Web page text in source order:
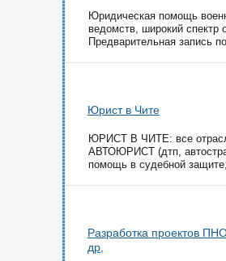
Юридическая помощь
ведомств, широкий спектр
Предварительная запись
Юрист в Чите
ЮРИСТ В ЧИТЕ: все
АВТОЮРИСТ (дтп,
помощь в судебной
Разработка проектов
др,